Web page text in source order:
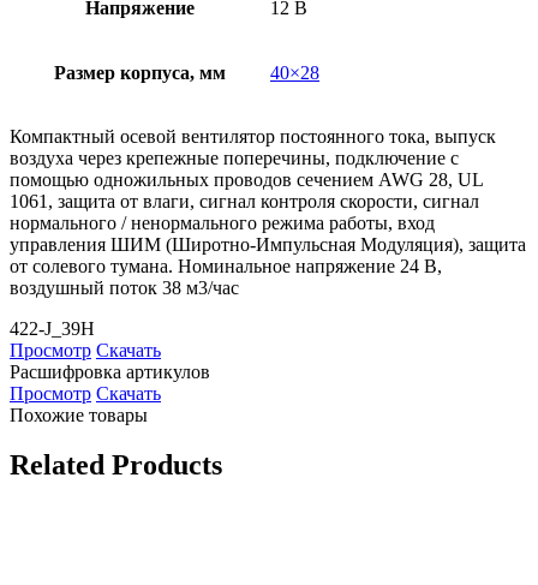
Напряжение 12 В
Размер корпуса, мм 40×28
Компактный осевой вентилятор постоянного тока, выпуск
воздуха через крепежные поперечины, подключение с
помощью одножильных проводов сечением AWG 28, UL
1061, защита от влаги, сигнал контроля скорости, сигнал
нормального / ненормального режима работы, вход
управления ШИМ (Широтно-Импульсная Модуляция), защита
от солевого тумана. Номинальное напряжение 24 В,
воздушный поток 38 м3/час
422-J_39H
Просмотр Скачать
Расшифровка артикулов
Просмотр Скачать
Похожие товары
Related Products